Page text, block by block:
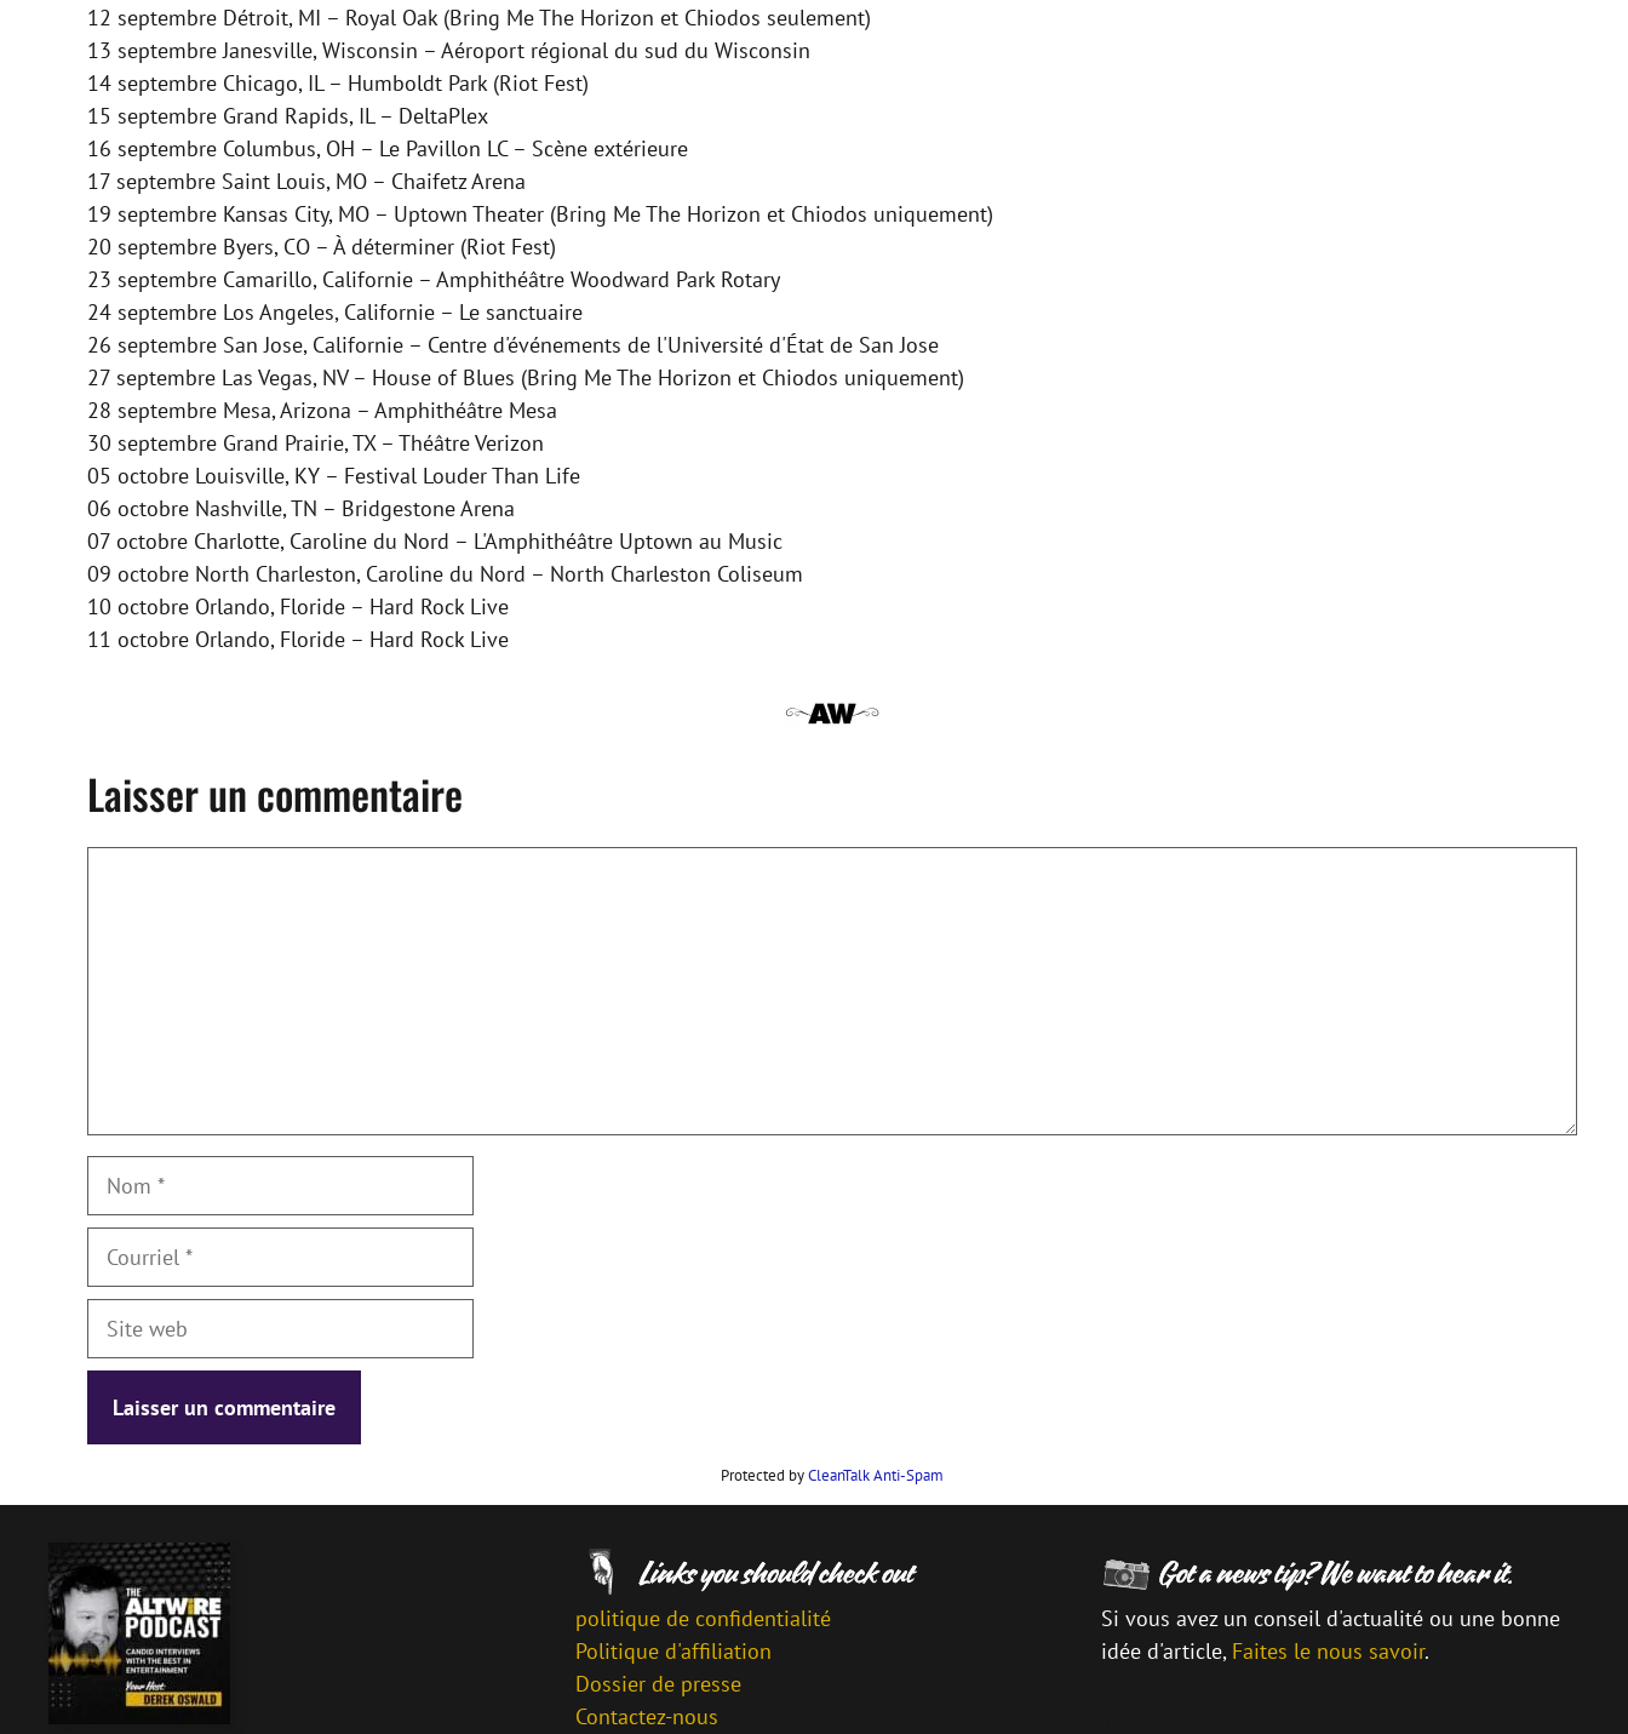
12 septembre Détroit, MI – Royal Oak (Bring Me The Horizon et Chiodos seulement)
13 septembre Janesville, Wisconsin – Aéroport régional du sud du Wisconsin
14 septembre Chicago, IL – Humboldt Park (Riot Fest)
15 septembre Grand Rapids, IL – DeltaPlex
16 septembre Columbus, OH – Le Pavillon LC – Scène extérieure
17 septembre Saint Louis, MO – Chaifetz Arena
19 septembre Kansas City, MO – Uptown Theater (Bring Me The Horizon et Chiodos uniquement)
20 septembre Byers, CO – À déterminer (Riot Fest)
23 septembre Camarillo, Californie – Amphithéâtre Woodward Park Rotary
24 septembre Los Angeles, Californie – Le sanctuaire
26 septembre San Jose, Californie – Centre d'événements de l'Université d'État de San Jose
27 septembre Las Vegas, NV – House of Blues (Bring Me The Horizon et Chiodos uniquement)
28 septembre Mesa, Arizona – Amphithéâtre Mesa
30 septembre Grand Prairie, TX – Théâtre Verizon
05 octobre Louisville, KY – Festival Louder Than Life
06 octobre Nashville, TN – Bridgestone Arena
07 octobre Charlotte, Caroline du Nord – L'Amphithéâtre Uptown au Music
09 octobre North Charleston, Caroline du Nord – North Charleston Coliseum
10 octobre Orlando, Floride – Hard Rock Live
11 octobre Orlando, Floride – Hard Rock Live
Laisser un commentaire
Nom
Courriel
Site
Protected byCleanTalk Anti-Spam
politique de confidentialité
Politique d'affiliation
Dossier de presse
Contactez-nous
Si vous avez un conseil d'actualité ou une bonne
idée d'article, Faites le nous savoir.